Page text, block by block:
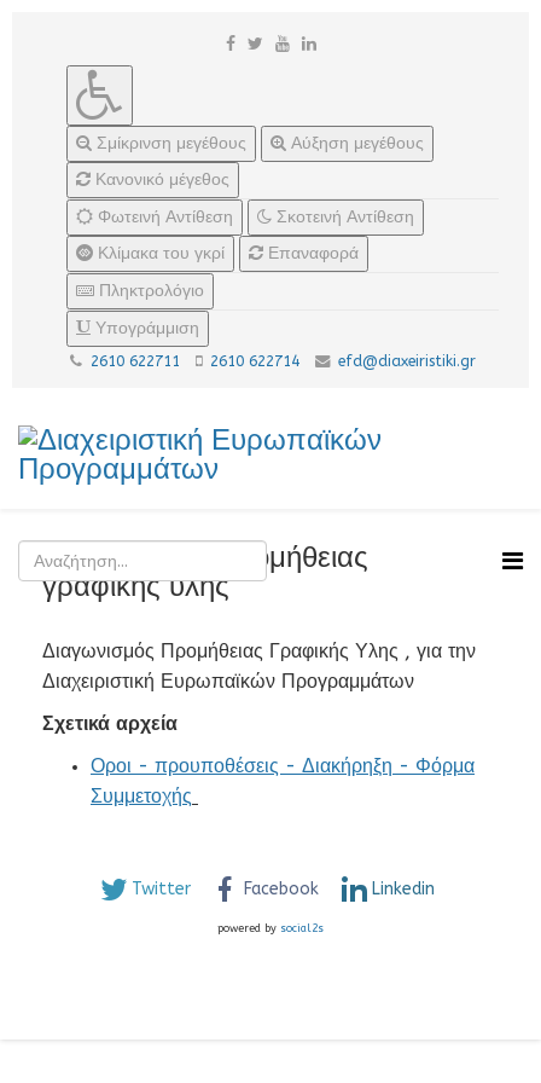
Σμίκρινση μεγέθους
Αύξηση μεγέθους
Κανονικό μέγεθος
Φωτεινή Αντίθεση
Σκοτεινή Αντίθεση
Κλίμακα του γκρί
Επαναφορά
Πληκτρολόγιο
Υπογράμμιση
2610 622711 2610 622714 efd@diaxeiristiki.gr
Διαγωνισμός προμήθειας
γραφικής ύλης
Διαγωνισμός Προμήθειας Γραφικής Υλης , για την
Διαχειριστική Ευρωπαϊκών Προγραμμάτων
Σχετικά αρχεία
Οροι - προυποθέσεις - Διακήρηξη - Φόρμα
Συμμετοχής
Twitter Facebook Linkedin
powered by social2s